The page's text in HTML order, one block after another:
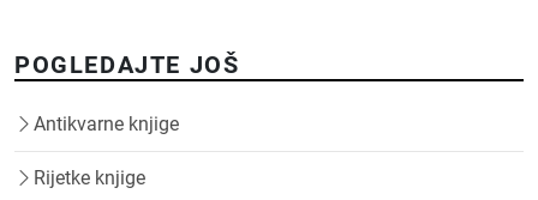
POGLEDAJTE JOŠ
Antikvarne knjige
Rijetke knjige